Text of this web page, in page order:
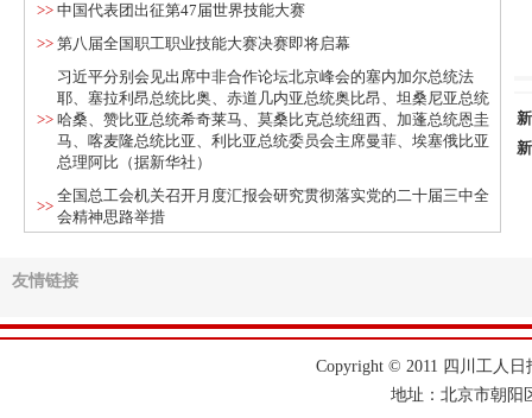
>> 中国代表团出征第47届世界技能大赛
>> 第八届全国职工职业技能大赛决赛即将启幕
>>
习近平分别会见出席中非合作论坛北京峰会的塞内加尔总统法
耶、塞拉利昂总统比奥、赤道几内亚总统奥比昂、坦桑尼亚总统
哈桑、赞比亚总统希奇莱马、莫桑比克总统纽西、加蓬总统恩圭
马、喀麦隆总统比亚、利比亚总统委员会主席曼菲、埃塞俄比亚
总理阿比（据新华社）
>>
全国总工会机关召开月度汇报会研究贯彻落实党的二十届三中全
会精神思路举措
>>成都已兑现惠企政策资金32.45亿元
友情链接
Copyright © 2011 四川工人
地址：北京市朝